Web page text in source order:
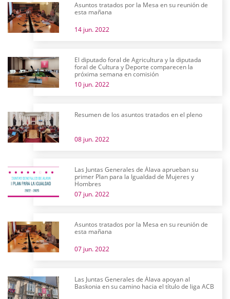
Asuntos tratados por la Mesa en su reunión de
esta mañana
14 jun. 2022
El diputado foral de Agricultura y la diputada
foral de Cultura y Deporte comparecen la
próxima semana en comisión
10 jun. 2022
Resumen de los asuntos tratados en el pleno
08 jun. 2022
Las Juntas Generales de Álava aprueban su
primer Plan para la Igualdad de Mujeres y
Hombres
07 jun. 2022
Asuntos tratados por la Mesa en su reunión de
esta mañana
07 jun. 2022
Las Juntas Generales de Álava apoyan al
Baskonia en su camino hacia el título de liga ACB